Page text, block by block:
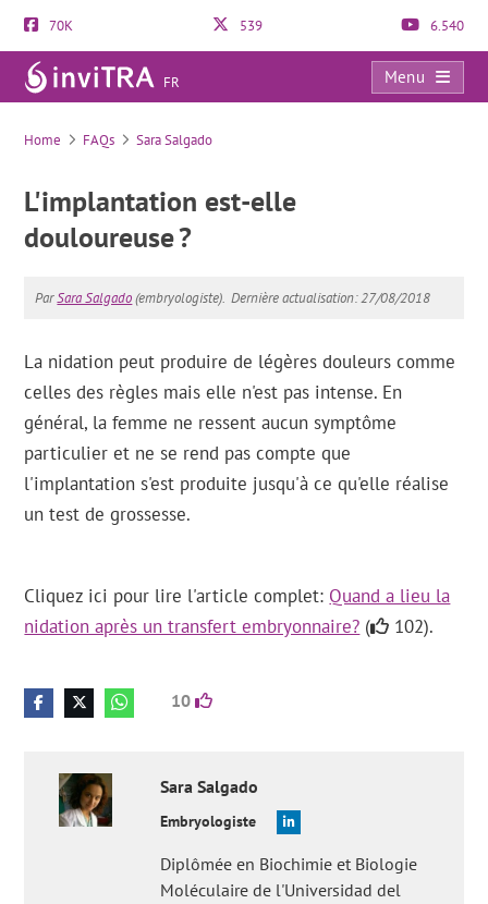
70K 539 6.540
FR
Menu
FAQs
Home FAQs Sara Salgado
L'implantation est-elle
douloureuse ?
ParSara Salgado(embryologiste). Dernière actualisation: 27/08/2018
La nidation peut produire de légères douleurs comme
celles des règles mais elle n'est pas intense. En
général, la femme ne ressent aucun symptôme
particulier et ne se rend pas compte que
l'implantation s'est produite jusqu'à ce qu'elle réalise
un test de grossesse.
Cliquez ici pour lire l'article complet: Quand a lieu la
nidation après un transfert embryonnaire? ( 102).
10
Sara Salgado
Embryologiste
Diplômée en Biochimie et Biologie
Moléculaire de l'Universidad del